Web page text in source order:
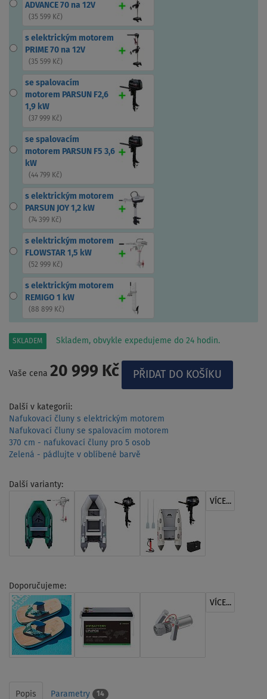
ADVANCE 70 na 12V
(35 599 Kč)
s elektrickým motorem
PRIME 70 na 12V
(35 599 Kč)
se spalovacím
motorem PARSUN F2,6
1,9 kW
(37 999 Kč)
se spalovacím
motorem PARSUN F5 3,6
kW
(44 799 Kč)
s elektrickým motorem
PARSUN JOY 1,2 kW
(74 399 Kč)
s elektrickým motorem
FLOWSTAR 1,5 kW
(52 999 Kč)
s elektrickým motorem
REMIGO 1 kW
(88 899 Kč)
SKLADEM Skladem, obvykle expedujeme do 24 hodin.
Vaše cena 20 999 Kč
Další v kategorii:
Nafukovací čluny s elektrickým motorem
Nafukovací čluny se spalovacím motorem
370 cm - nafukovací čluny pro 5 osob
Zelená - pádlujte v oblíbené barvě
Další varianty:
VÍCE...
Doporučujeme:
VÍCE...
Popis Parametry 14